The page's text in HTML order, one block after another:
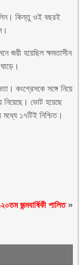
কিন্তু ওই বছরই
জয়ী হয়েছিল ক্ষমতাসীন
কংগ্রেসকে সঙ্গে নিয়ে
ভোট হয়েছে
১৭টিই নিশ্চিত।
জন্মবার্ষিকী পালিত»